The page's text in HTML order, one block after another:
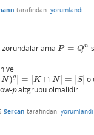
tarafından yorumlandı
zorundalar ama P = Qn
P= Qn
ve
N)g = |K ∩ N| = |S|
|K∩N |=| S|
p
paltgrubu olmalidir.
Sercan tarafından yorumlandı